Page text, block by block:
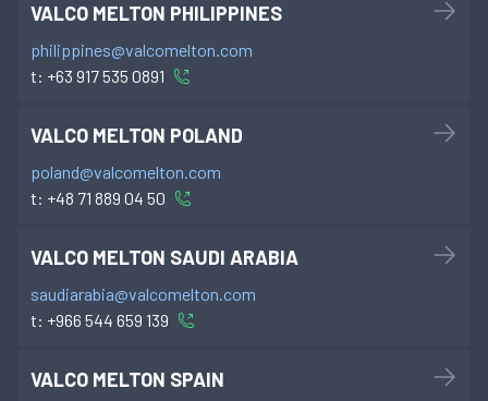
VALCO MELTON PHILIPPINES
philippines@valcomelton.com
t: +63 917 535 0891
VALCO MELTON POLAND
poland@valcomelton.com
t: +48 71 889 04 50
VALCO MELTON SAUDI ARABIA
saudiarabia@valcomelton.com
t: +966 544 659 139
VALCO MELTON SPAIN